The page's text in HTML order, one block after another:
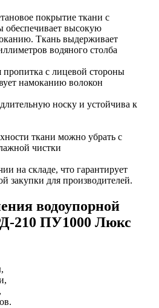
покрытие ткани с
обеспечивает высокую
Ткань выдерживает
водяного столба
с лицевой стороны
намоканию волокон
носку и устойчива к
ткани можно убрать с
чистки
на складе, что гарантирует
закупки для производителей.
водоупорной
210 ПУ1000 Люкс